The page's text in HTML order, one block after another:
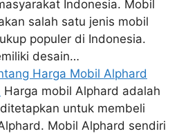
Indonesia. Mobil
salah satu jenis mobil
populer di Indonesia.
desain…
Harga Mobil Alphard
Harga mobil Alphard adalah
untuk membeli
Mobil Alphard sendiri